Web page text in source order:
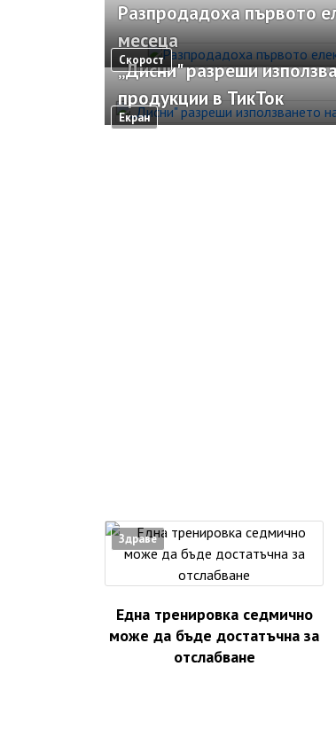
Скорост
Разпродадоха първото
месеца
Екран
„Дисни" разреши
продукции в ТикТок
Здраве
Една тренировка седмично
може да бъде достатъчна за
отслабване